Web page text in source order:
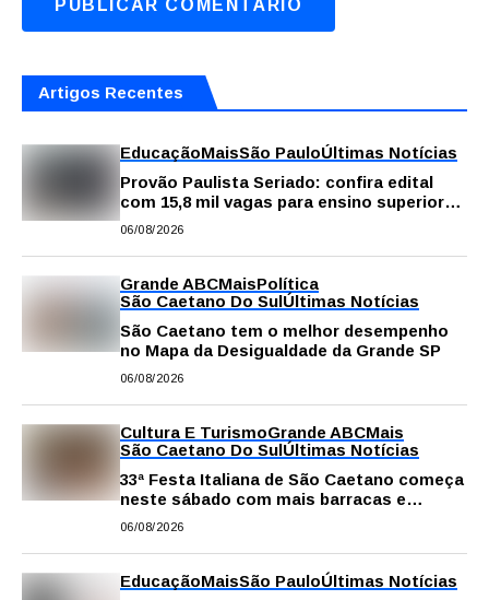
Artigos Recentes
EducaçãoMaisSão PauloÚltimas Notícias
Provão Paulista Seriado: confira edital
com 15,8 mil vagas para ensino superior
público
06/08/2026
Grande ABCMaisPolítica
São Caetano Do SulÚltimas Notícias
São Caetano tem o melhor desempenho
no Mapa da Desigualdade da Grande SP
06/08/2026
Cultura E TurismoGrande ABCMais
São Caetano Do SulÚltimas Notícias
33ª Festa Italiana de São Caetano começa
neste sábado com mais barracas e
novidades em decoração e atrações
06/08/2026
EducaçãoMaisSão PauloÚltimas Notícias